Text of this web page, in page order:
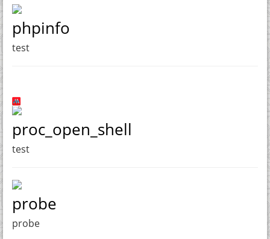
phpinfo
test
proc_open_shell
test
probe
probe